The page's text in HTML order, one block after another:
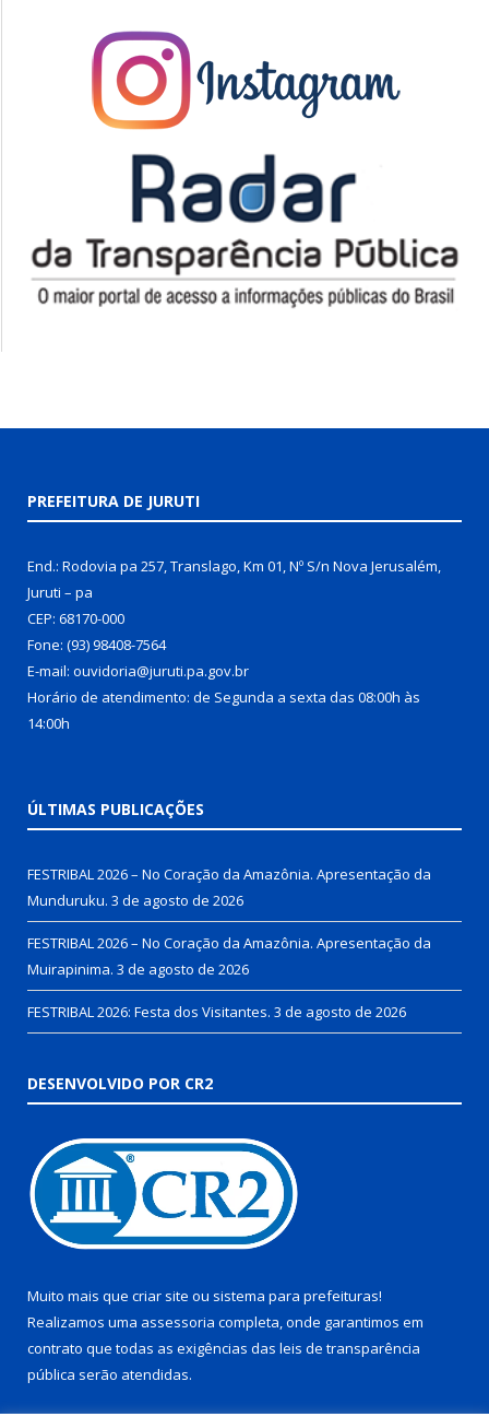
PREFEITURA DE JURUTI
End.: Rodovia pa 257, Translago, Km 01, Nº S/n Nova Jerusalém,
Juruti – pa
CEP: 68170-000
Fone: (93) 98408-7564
E-mail: ouvidoria@juruti.pa.gov.br
Horário de atendimento: de Segunda a sexta das 08:00h às
14:00h
ÚLTIMAS PUBLICAÇÕES
FESTRIBAL 2026 – No Coração da Amazônia. Apresentação da
Munduruku. 3 de agosto de 2026
FESTRIBAL 2026 – No Coração da Amazônia. Apresentação da
Muirapinima. 3 de agosto de 2026
FESTRIBAL 2026: Festa dos Visitantes. 3 de agosto de 2026
DESENVOLVIDO POR CR2
Muito mais que criar site ou sistema para prefeituras!
Realizamos uma assessoria completa, onde garantimos em
contrato que todas as exigências das leis de transparência
pública serão atendidas.